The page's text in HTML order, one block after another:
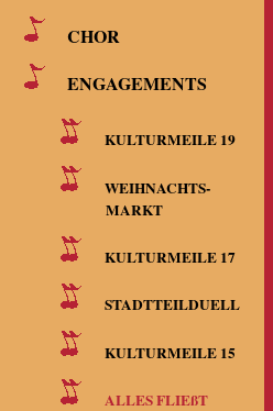
CHOR
ENGAGEMENTS
KULTURMEILE 19
WEIHNACHTS-
MARKT
KULTURMEILE 17
STADTTEILDUELL
KULTURMEILE 15
ALLES FLIEßT